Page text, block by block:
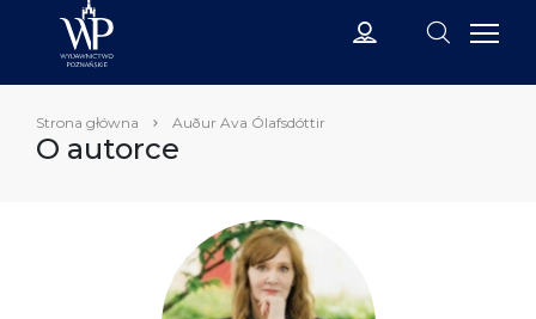
Strona główna Auður Ava Ólafsdóttir
O autorce